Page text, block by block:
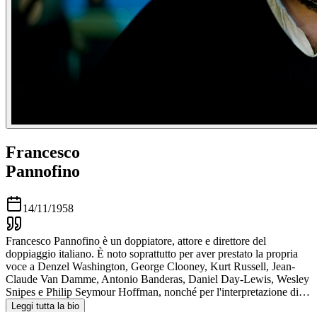
Francesco
Pannofino
14/11/1958
Francesco Pannofino è un doppiatore, attore e direttore del
doppiaggio italiano. È noto soprattutto per aver prestato la propria
voce a Denzel Washington, George Clooney, Kurt Russell, Jean-
Claude Van Damme, Antonio Banderas, Daniel Day-Lewis, Wesley
Snipes e Philip Seymour Hoffman, nonché per l'interpretazione di…
Leggi tutta la bio